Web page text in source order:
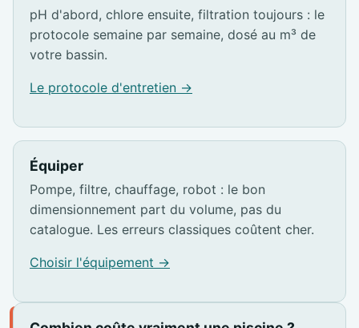
pH d'abord, chlore ensuite, filtration toujours : le
protocole semaine par semaine, dosé au m³ de
votre bassin.
Le protocole d'entretien →
Équiper
Pompe, filtre, chauffage, robot : le bon
dimensionnement part du volume, pas du
catalogue. Les erreurs classiques coûtent cher.
Choisir l'équipement →